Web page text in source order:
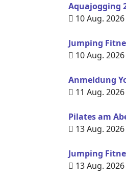
Aquajogging
10 Aug. 2026
Jumping
10 Aug. 2026
Anmeldung
11 Aug. 2026
Pilates am
13 Aug. 2026
Jumping
13 Aug. 2026